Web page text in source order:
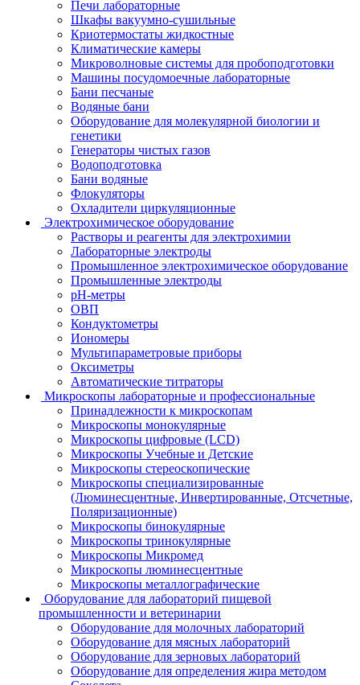
Печи лабораторные
Шкафы вакуумно-сушильные
Криотермостаты жидкостные
Климатические камеры
Микроволновые системы для пробоподготовки
Машины посудомоечные лабораторные
Бани песчаные
Водяные бани
Оборудование для молекулярной биологии и
генетики
Генераторы чистых газов
Водоподготовка
Бани водяные
Флокуляторы
Охладители циркуляционные
Электрохимическое оборудование
Растворы и реагенты для электрохимии
Лабораторные электроды
Промышленное электрохимическое оборудование
Промышленные электроды
pH-метры
ОВП
Кондуктометры
Иономеры
Мультипараметровые приборы
Оксиметры
Автоматические титраторы
Микроскопы лабораторные и профессиональные
Принадлежности к микроскопам
Микроскопы монокулярные
Микроскопы цифровые (LCD)
Микроскопы Учебные и Детские
Микроскопы стереоскопические
Микроскопы специализированные
(Люминесцентные, Инвертированные, Отсчетные,
Поляризационные)
Микроскопы бинокулярные
Микроскопы тринокулярные
Микроскопы Микромед
Микроскопы люминесцентные
Микроскопы металлографические
Оборудование для лабораторий пищевой
промышленности и ветеринарии
Оборудование для молочных лабораторий
Оборудование для мясных лабораторий
Оборудование для зерновых лабораторий
Оборудование для определения жира методом